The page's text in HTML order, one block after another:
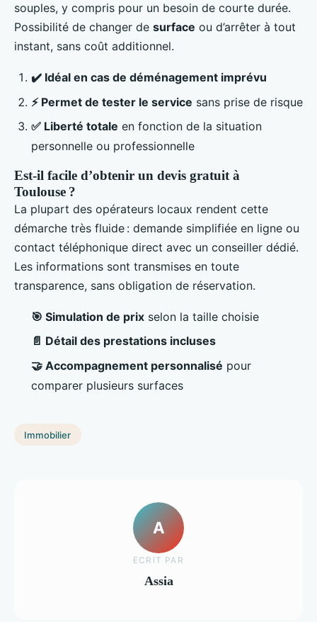
souples, y compris pour un besoin de courte durée.
Possibilité de changer de surface ou d’arrêter à tout
instant, sans coût additionnel.
✔️ Idéal en cas de déménagement imprévu
⚡ Permet de tester le service sans prise de risque
✅ Liberté totale en fonction de la situation
personnelle ou professionnelle
Est-il facile d’obtenir un devis gratuit à
Toulouse ?
La plupart des opérateurs locaux rendent cette
démarche très fluide : demande simplifiée en ligne ou
contact téléphonique direct avec un conseiller dédié.
Les informations sont transmises en toute
transparence, sans obligation de réservation.
🎯 Simulation de prix selon la taille choisie
📄 Détail des prestations incluses
🤝 Accompagnement personnalisé pour
comparer plusieurs surfaces
Immobilier
A
ECRIT PAR
Assia